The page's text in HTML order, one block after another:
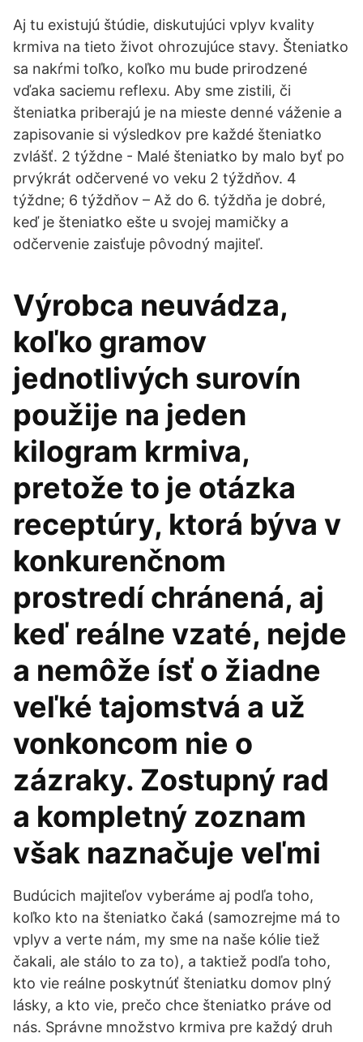
Aj tu existujú štúdie, diskutujúci vplyv kvality
krmiva na tieto život ohrozujúce stavy. Šteniatko
sa nakŕmi toľko, koľko mu bude prirodzené
vďaka saciemu reflexu. Aby sme zistili, či
šteniatka priberajú je na mieste denné váženie a
zapisovanie si výsledkov pre každé šteniatko
zvlášť. 2 týždne - Malé šteniatko by malo byť po
prvýkrát odčervené vo veku 2 týždňov. 4
týždne; 6 týždňov – Až do 6. týždňa je dobré,
keď je šteniatko ešte u svojej mamičky a
odčervenie zaisťuje pôvodný majiteľ.
Výrobca neuvádza,
koľko gramov
jednotlivých surovín
použije na jeden
kilogram krmiva,
pretože to je otázka
receptúry, ktorá býva v
konkurenčnom
prostredí chránená, aj
keď reálne vzaté, nejde
a nemôže ísť o žiadne
veľké tajomstvá a už
vonkoncom nie o
zázraky. Zostupný rad
a kompletný zoznam
však naznačuje veľmi
Budúcich majiteľov vyberáme aj podľa toho,
koľko kto na šteniatko čaká (samozrejme má to
vplyv a verte nám, my sme na naše kólie tiež
čakali, ale stálo to za to), a taktiež podľa toho,
kto vie reálne poskytnúť šteniatku domov plný
lásky, a kto vie, prečo chce šteniatko práve od
nás. Správne množstvo krmiva pre každý druh